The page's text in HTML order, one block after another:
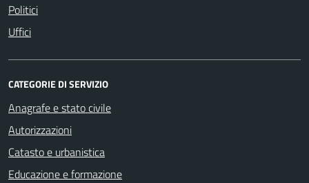
Politici
Uffici
CATEGORIE DI SERVIZIO
Anagrafe e stato civile
Autorizzazioni
Catasto e urbanistica
Educazione e formazione